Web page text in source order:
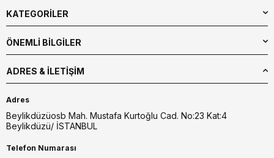
KATEGORİLER
ÖNEMLİ BİLGİLER
ADRES & İLETIŞIM
Adres
Beylikdüzüosb Mah. Mustafa Kurtoğlu Cad. No:23 Kat:4
Beylikdüzü/ İSTANBUL
Telefon Numarası